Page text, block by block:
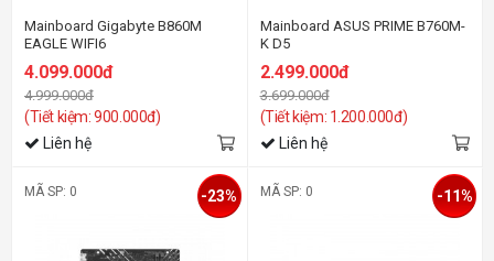
Mainboard Gigabyte B860M
EAGLE WIFI6
4.099.000đ
4.999.000đ
(Tiết kiệm: 900.000đ)
Liên hệ
Mainboard ASUS PRIME B760M-
K D5
2.499.000đ
3.699.000đ
(Tiết kiệm: 1.200.000đ)
Liên hệ
MÃ SP: 0 -23% MÃ SP: 0 -11%